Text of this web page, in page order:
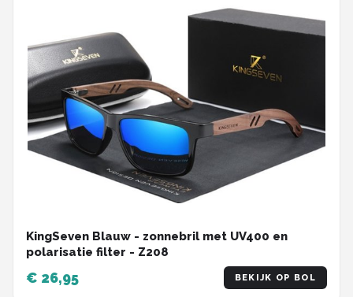
KingSeven Blauw - zonnebril met UV400 en
polarisatie filter - Z208
€ 26,95 BEKIJK OP BOL